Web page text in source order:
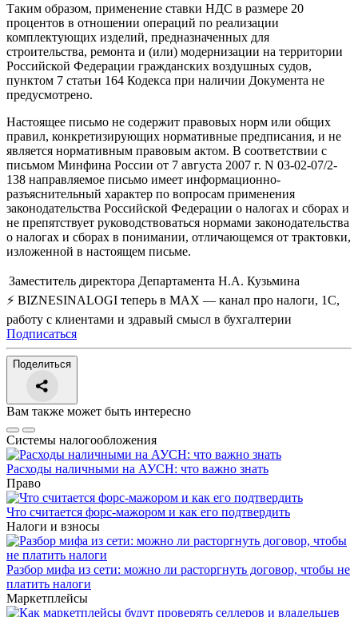
Таким образом, применение ставки НДС в размере 20
процентов в отношении операций по реализации
комплектующих изделий, предназначенных для
строительства, ремонта и (или) модернизации на территории
Российской Федерации гражданских воздушных судов,
пунктом 7 статьи 164 Кодекса при наличии Документа не
предусмотрено.
Настоящее письмо не содержит правовых норм или общих
правил, конкретизирующих нормативные предписания, и не
является нормативным правовым актом. В соответствии с
письмом Минфина России от 7 августа 2007 г. N 03-02-07/2-
138 направляемое письмо имеет информационно-
разъяснительный характер по вопросам применения
законодательства Российской Федерации о налогах и сборах и
не препятствует руководствоваться нормами законодательства
о налогах и сборах в понимании, отличающемся от трактовки,
изложенной в настоящем письме.
Заместитель директора Департамента Н.А. Кузьмина
⚡ BIZNESINALOGI теперь в MAX — канал про налоги, 1С,
работу с клиентами и здравый смысл в бухгалтерии
Подписаться
Поделиться
Вам также может быть интересно
Системы налогообложения
Расходы наличными на АУСН: что важно знать
Право
Что считается форс-мажором и как его подтвердить
Налоги и взносы
Разбор мифа из сети: можно ли расторгнуть договор, чтобы не
платить налоги
Маркетплейсы